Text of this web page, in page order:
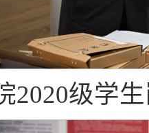
2020级学